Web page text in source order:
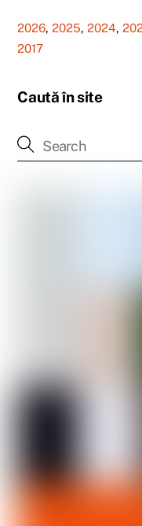
2026,2025,2024,
2017
Caută în site